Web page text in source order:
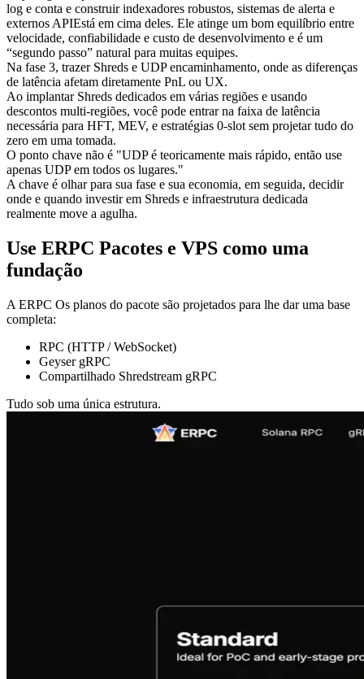
log e conta e construir indexadores robustos, sistemas de alerta e
externos APIEstá em cima deles. Ele atinge um bom equilíbrio entre
velocidade, confiabilidade e custo de desenvolvimento e é um
“segundo passo” natural para muitas equipes.
Na fase 3, trazer Shreds e UDP encaminhamento, onde as diferenças
de latência afetam diretamente PnL ou UX.
Ao implantar Shreds dedicados em várias regiões e usando
descontos multi-regiões, você pode entrar na faixa de latência
necessária para HFT, MEV, e estratégias 0-slot sem projetar tudo do
zero em uma tomada.
O ponto chave não é "UDP é teoricamente mais rápido, então use
apenas UDP em todos os lugares."
A chave é olhar para sua fase e sua economia, em seguida, decidir
onde e quando investir em Shreds e infraestrutura dedicada
realmente move a agulha.
Use ERPC Pacotes e VPS como uma
fundação
A ERPC Os planos do pacote são projetados para lhe dar uma base
completa:
RPC (HTTP / WebSocket)
Geyser gRPC
Compartilhado Shredstream gRPC
Tudo sob uma única estrutura.